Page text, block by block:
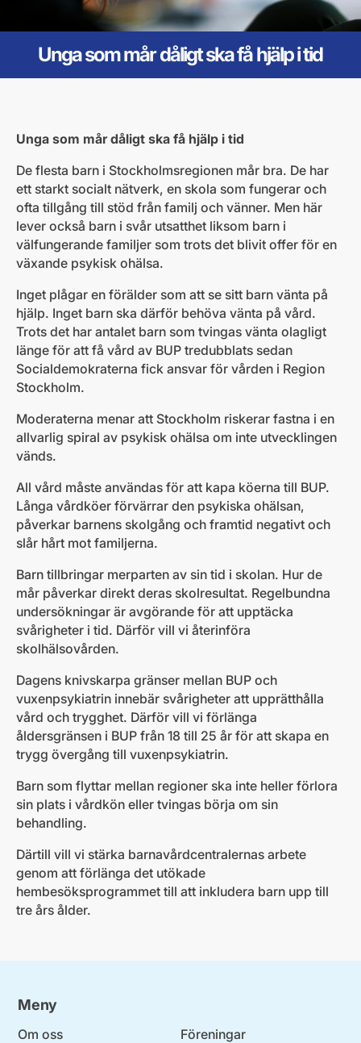
Unga som mår dåligt ska få hjälp i tid
Unga som mår dåligt ska få hjälp i tid
De flesta barn i Stockholmsregionen mår bra. De har
ett starkt socialt nätverk, en skola som fungerar och
ofta tillgång till stöd från familj och vänner. Men här
lever också barn i svår utsatthet liksom barn i
välfungerande familjer som trots det blivit offer för en
växande psykisk ohälsa.
Inget plågar en förälder som att se sitt barn vänta på
hjälp. Inget barn ska därför behöva vänta på vård.
Trots det har antalet barn som tvingas vänta olagligt
länge för att få vård av BUP tredubblats sedan
Socialdemokraterna fick ansvar för vården i Region
Stockholm.
Moderaterna menar att Stockholm riskerar fastna i en
allvarlig spiral av psykisk ohälsa om inte utvecklingen
vänds.
All vård måste användas för att kapa köerna till BUP.
Långa vårdköer förvärrar den psykiska ohälsan,
påverkar barnens skolgång och framtid negativt och
slår hårt mot familjerna.
Barn tillbringar merparten av sin tid i skolan. Hur de
mår påverkar direkt deras skolresultat. Regelbundna
undersökningar är avgörande för att upptäcka
svårigheter i tid. Därför vill vi återinföra
skolhälsovården.
Dagens knivskarpa gränser mellan BUP och
vuxenpsykiatrin innebär svårigheter att upprätthålla
vård och trygghet. Därför vill vi förlänga
åldersgränsen i BUP från 18 till 25 år för att skapa en
trygg övergång till vuxenpsykiatrin.
Barn som flyttar mellan regioner ska inte heller förlora
sin plats i vårdkön eller tvingas börja om sin
behandling.
Därtill vill vi stärka barnavårdcentralernas arbete
genom att förlänga det utökade
hembesöksprogrammet till att inkludera barn upp till
tre års ålder.
Meny
Om oss
Föreningar